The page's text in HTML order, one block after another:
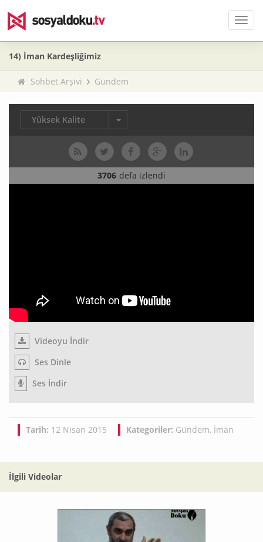
Menü
14) İman Kardeşliğimiz
Sohbet Arşivi Gündem
Yüksek Kalite
3706 defa izlendi
Videoyu İndir
Ses Dinle
Ses İndir
Tarih: 12 Nisan 2015 Kategoriler: Gündem, İman
İlgili Videolar